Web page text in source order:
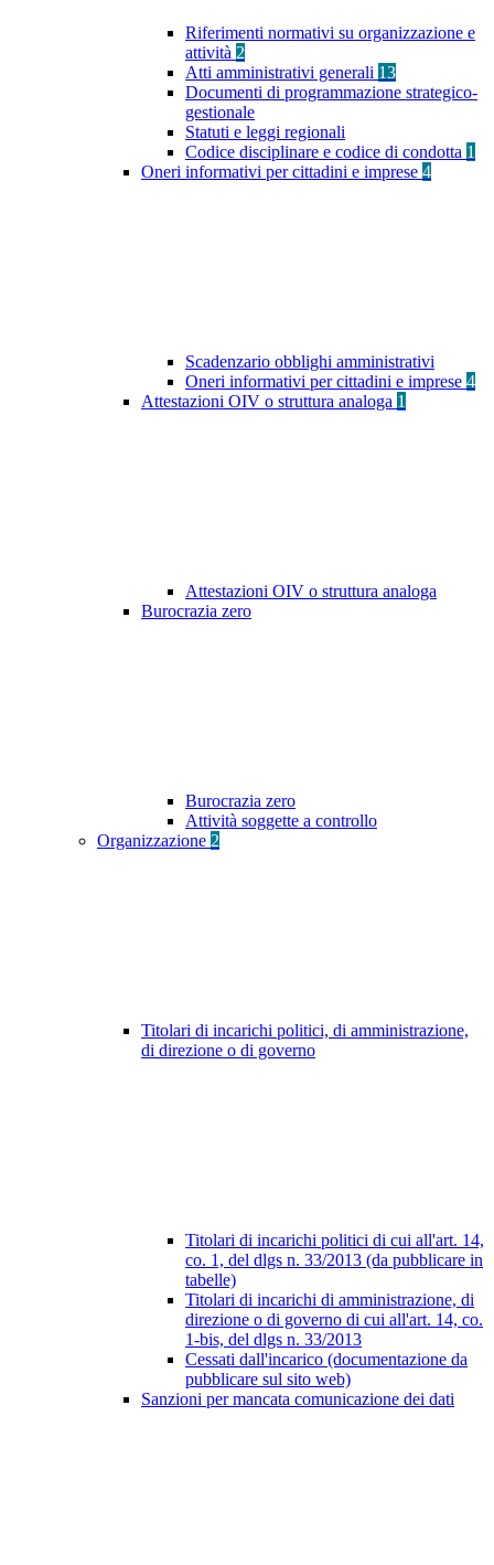
Riferimenti normativi su organizzazione e
attività 2
Atti amministrativi generali 13
Documenti di programmazione strategico-
gestionale
Statuti e leggi regionali
Codice disciplinare e codice di condotta 1
Oneri informativi per cittadini e imprese 4
Scadenzario obblighi amministrativi
Oneri informativi per cittadini e imprese 4
Attestazioni OIV o struttura analoga 1
Attestazioni OIV o struttura analoga
Burocrazia zero
Burocrazia zero
Attività soggette a controllo
Organizzazione 2
Titolari di incarichi politici, di amministrazione,
di direzione o di governo
Titolari di incarichi politici di cui all'art. 14,
co. 1, del dlgs n. 33/2013 (da pubblicare in
tabelle)
Titolari di incarichi di amministrazione, di
direzione o di governo di cui all'art. 14, co.
1-bis, del dlgs n. 33/2013
Cessati dall'incarico (documentazione da
pubblicare sul sito web)
Sanzioni per mancata comunicazione dei dati